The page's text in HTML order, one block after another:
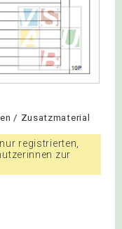
/ Zusatzmaterial
registrierten,
zur